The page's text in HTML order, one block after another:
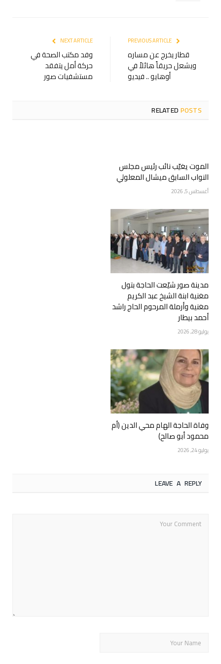
قطار يخرج عن مساره
ويشعل حريقاً هائلاً في
أوهايو .. فيديو
NEXT ARTICLE
وفد مكتب الصحة في
حركة أمل يتفقد
مستشفيات صور
RELATEDPOSTS
الموت يغيّب نائب رئيس مجلس
النواب السابق ميشال المعلولي
أغسطس 5, 2026
مدينة صور شيّعت الحاجة بتول
مغنية ابنة الشيخ عبد الكريم
مغنية وأرملة المرحوم الحاج راشد
أحمد بيطار
يوليو 28, 2026
وفاة الحاجة الهام محي الدين (أم
محمود أبو صالح)
يوليو 24, 2026
LEAVE A REPLY